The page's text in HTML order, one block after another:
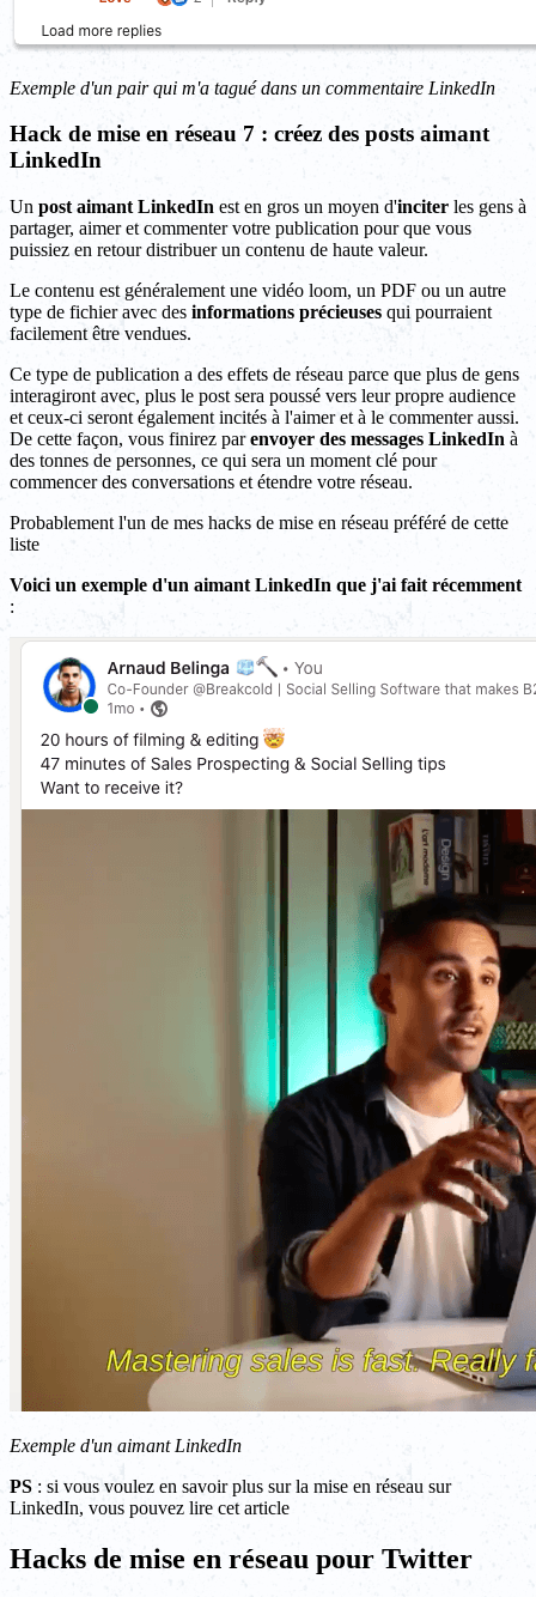
Exemple d'un pair qui m'a tagué dans un commentaire LinkedIn
Hack de mise en réseau 7 : créez des posts aimant
LinkedIn
Un post aimant LinkedIn est en gros un moyen d'inciter les gens à
partager, aimer et commenter votre publication pour que vous
puissiez en retour distribuer un contenu de haute valeur.
Le contenu est généralement une vidéo loom, un PDF ou un autre
type de fichier avec des informations précieuses qui pourraient
facilement être vendues.
Ce type de publication a des effets de réseau parce que plus de gens
interagiront avec, plus le post sera poussé vers leur propre audience
et ceux-ci seront également incités à l'aimer et à le commenter aussi.
De cette façon, vous finirez parenvoyer des messages LinkedIn à
des tonnes de personnes, ce qui sera un moment clé pour
commencer des conversations et étendre votre réseau.
Probablement l'un de mes hacks de mise en réseau préféré de cette
liste
Voici un exemple d'un aimant LinkedIn que j'ai fait récemment
:
Exemple d'un aimant LinkedIn
PS : si vous voulez en savoir plus sur la mise en réseau sur
LinkedIn, vous pouvez lire cet article
Hacks de mise en réseau pour Twitter